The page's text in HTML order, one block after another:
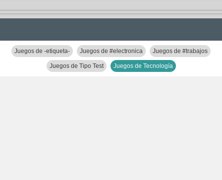
Juegos de -etiqueta- Juegos de #electronica Juegos de #trabajos
Juegos de Tipo Test Juegos de Tecnología